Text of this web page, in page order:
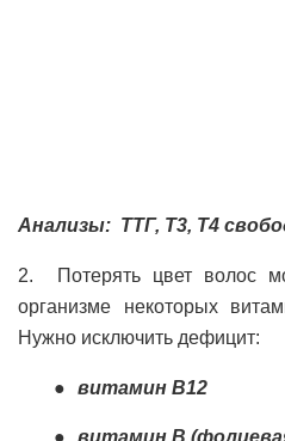
Анализы: ТТГ, Т3, Т4
2. Потерять цвет волос
организме некоторых
Нужно исключить дефицит:
витамин В12